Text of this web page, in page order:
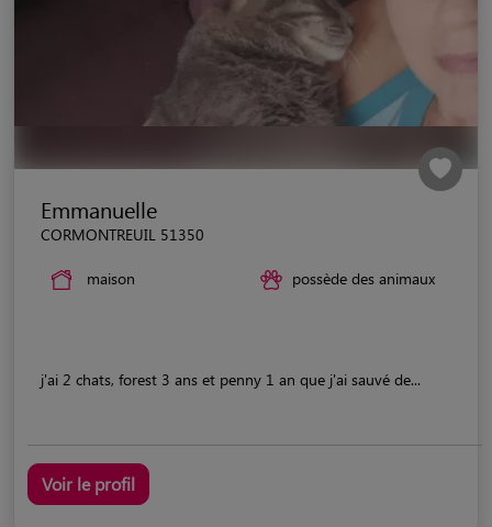
Emmanuelle
CORMONTREUIL 51350
maison possède des animaux
j'ai 2 chats, forest 3 ans et penny 1 an que j'ai sauvé de...
Voir le profil